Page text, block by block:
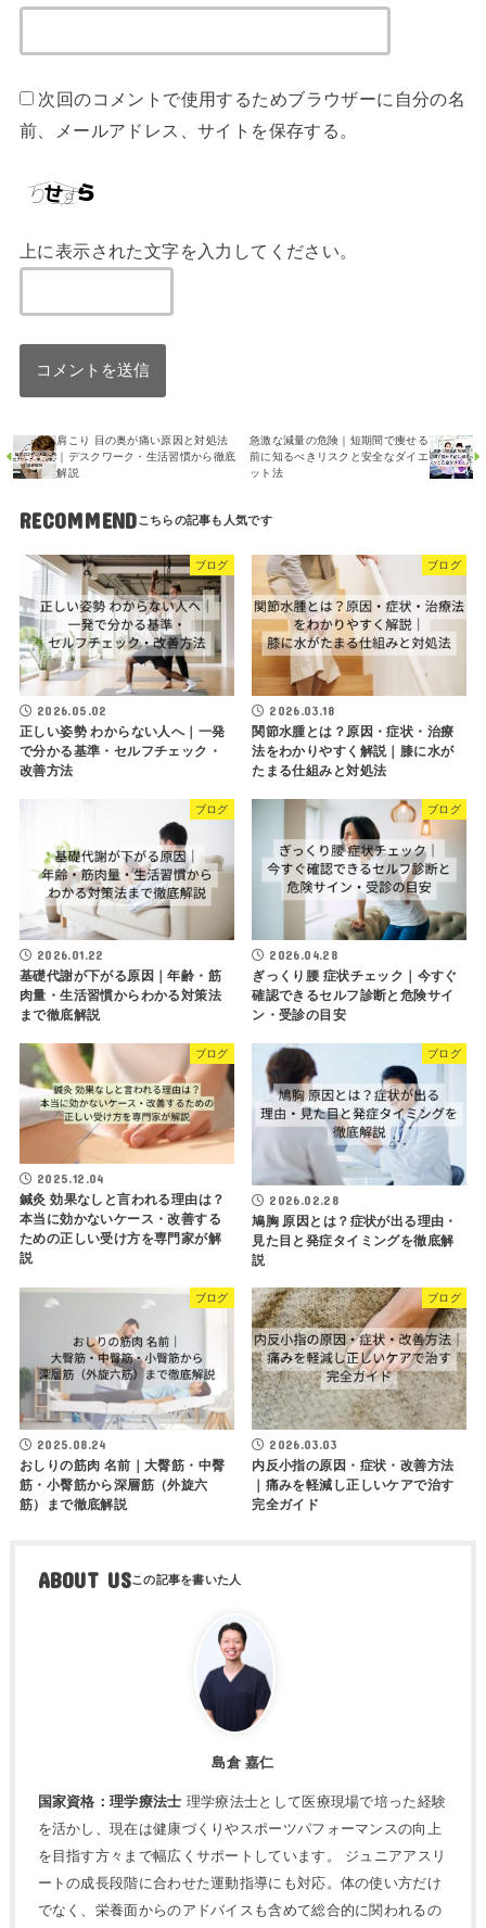
次回のコメントで使用するためブラウザーに自分の名
前、メールアドレス、サイトを保存する。
上に表示された文字を入力してください。
肩こり 目の奥が痛い原因と対処法
｜デスクワーク・生活習慣から徹底
解説
急激な減量の危険｜短期間で痩せる
前に知るべきリスクと安全なダイエ
ット法
RECOMMEND
ブログ
2026.05.02
正しい姿勢 わからない人へ｜一発
で分かる基準・セルフチェック・
改善方法
ブログ
2026.03.18
関節水腫とは？原因・症状・治療
法をわかりやすく解説｜膝に水が
たまる仕組みと対処法
ブログ
2026.01.22
基礎代謝が下がる原因｜年齢・筋
肉量・生活習慣からわかる対策法
まで徹底解説
ブログ
2026.04.28
ぎっくり腰 症状チェック｜今すぐ
確認できるセルフ診断と危険サイ
ン・受診の目安
ブログ
2025.12.04
鍼灸 効果なしと言われる理由は？
本当に効かないケース・改善する
ための正しい受け方を専門家が解
説
ブログ
2026.02.28
鳩胸 原因とは？症状が出る理由・
見た目と発症タイミングを徹底解
説
ブログ
2025.08.24
おしりの筋肉 名前｜大臀筋・中臀
筋・小臀筋から深層筋（外旋六
筋）まで徹底解説
ブログ
2026.03.03
内反小指の原因・症状・改善方法
｜痛みを軽減し正しいケアで治す
完全ガイド
ABOUT US
島倉 嘉仁
国家資格：理学療法士 理学療法士として医療現場で培った経験
を活かし、現在は健康づくりやスポーツパフォーマンスの向上
を目指す方々まで幅広くサポートしています。 ジュニアアスリ
ートの成長段階に合わせた運動指導にも対応。体の使い方だけ
でなく、栄養面からのアドバイスも含めて総合的に関われるの